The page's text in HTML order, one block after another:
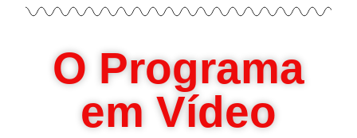
O Programa
em Vídeo